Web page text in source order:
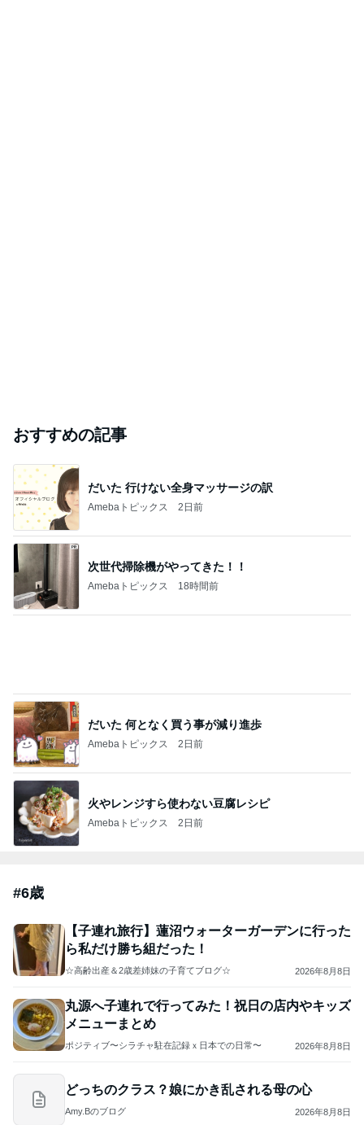
おすすめの記事
だいた 行けない全身マッサージの訳
Amebaトピックス 2日前
次世代掃除機がやってきた！！
Amebaトピックス 18時間前
だいた 何となく買う事が減り進歩
Amebaトピックス 2日前
火やレンジすら使わない豆腐レシピ
Amebaトピックス 2日前
#6歳
【子連れ旅行】蓮沼ウォーターガーデンに行った
ら私だけ勝ち組だった！
☆高齢出産＆2歳差姉妹の子育てブログ☆
丸源へ子連れで行ってみた！祝日の店内やキッズ
メニューまとめ
どっちのクラス？娘にかき乱される母の心